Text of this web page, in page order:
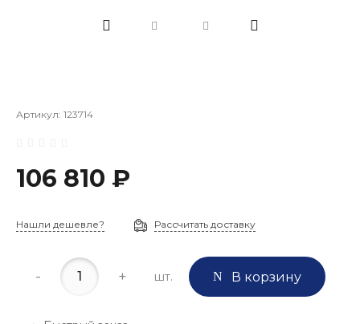
Артикул: 123714
106 810 ₽
Нашли дешевле? Рассчитать доставку
- + шт. В корзину